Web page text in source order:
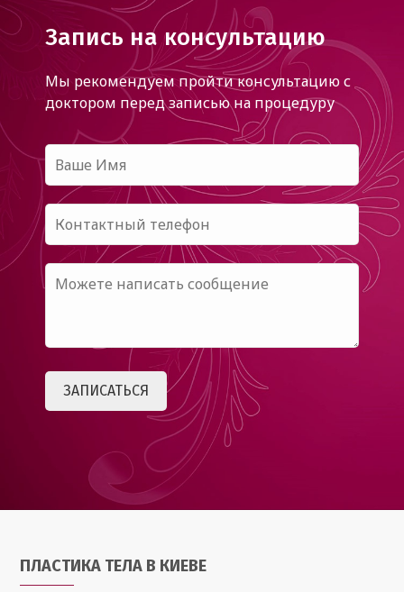
Запись на консультацию
Мы рекомендуем пройти консультацию с
доктором перед записью на процедуру
ПЛАСТИКА ТЕЛА В КИЕВЕ